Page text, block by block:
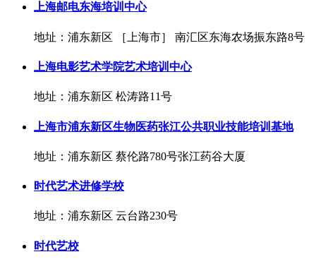
上海邮电东海培训中心
地址：浦东新区 ［上海市］ 南汇区东海农场振东路8号
上海电影艺术学院艺术培训中心
地址：浦东新区 松涛路11号
上海市浦东新区生物医药张江公共职业技能培训基地
地址：浦东新区 蔡伦路780号张江药谷大厦
时代艺术进修学校
地址：浦东新区 云台路230号
时代艺校